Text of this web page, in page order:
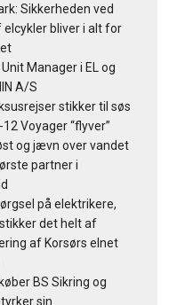
Sikkerheden ved
bliver i alt for
Manager i EL og
A/S
stikker til søs
Voyager “flyver”
og jævn over vandet
partner i
på elektrikere,
det helt af
af Korsørs elnet
BS Sikring og
sin